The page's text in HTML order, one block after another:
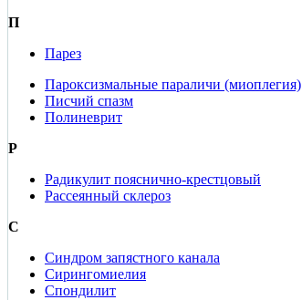
П
Парез
Пароксизмальные параличи (миоплегия)
Писчий спазм
Полиневрит
Р
Радикулит пояснично-крестцовый
Рассеянный склероз
С
Синдром запястного канала
Сирингомиелия
Спондилит